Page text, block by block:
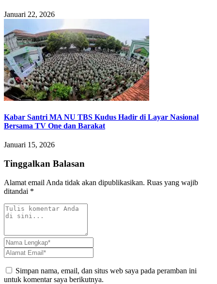
Januari 22, 2026
Kabar Santri MA NU TBS Kudus Hadir di Layar Nasional
Bersama TV One dan Barakat
Januari 15, 2026
Tinggalkan Balasan
Alamat email Anda tidak akan dipublikasikan. Ruas yang wajib
ditandai *
Simpan nama, email, dan situs web saya pada peramban ini
untuk komentar saya berikutnya.